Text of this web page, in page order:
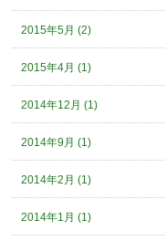
2015年5月 (2)
2015年4月 (1)
2014年12月 (1)
2014年9月 (1)
2014年2月 (1)
2014年1月 (1)